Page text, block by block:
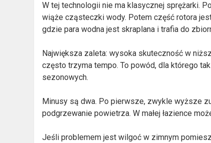
W tej technologii nie ma klasycznej sprężarki.
wiąże cząsteczki wody. Potem część rotora
gdzie para wodna jest skraplana i trafia do
Największa zaleta: wysoka skuteczność w
często trzyma tempo. To powód, dla którego
sezonowych.
Minusy są dwa. Po pierwsze, zwykle wyższe
podgrzewanie powietrza. W małej łazience
Jeśli problemem jest wilgoć w zimnym